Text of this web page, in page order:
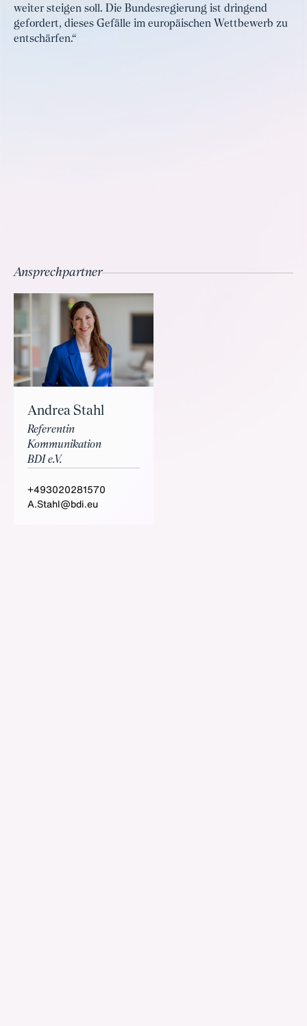
weiter steigen soll. Die Bundesregierung ist dringend
gefordert, dieses Gefälle im europäischen Wettbewerb zu
entschärfen.“
Ansprechpartner
Andrea Stahl
Referentin
Kommunikation
BDI e.V.
+493020281570
A.Stahl@bdi.eu